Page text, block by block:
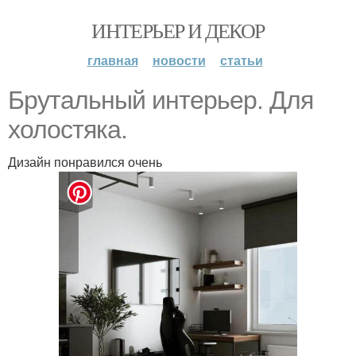
ИНТЕРЬЕР И ДЕКОР
главная новости статьи
Брутальный интерьер. Для
холостяка.
Дизайн понравился очень